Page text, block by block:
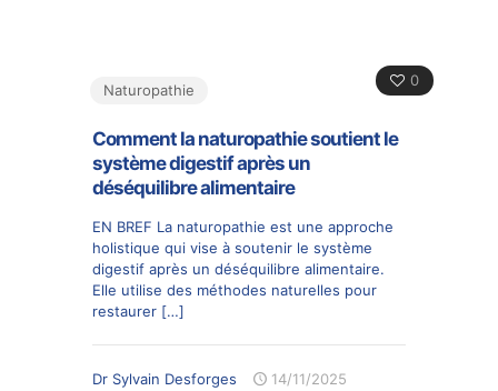
0
Naturopathie
Comment la naturopathie soutient le
système digestif après un
déséquilibre alimentaire
EN BREF La naturopathie est une approche
holistique qui vise à soutenir le système
digestif après un déséquilibre alimentaire.
Elle utilise des méthodes naturelles pour
restaurer […]
Dr Sylvain Desforges 14/11/2025